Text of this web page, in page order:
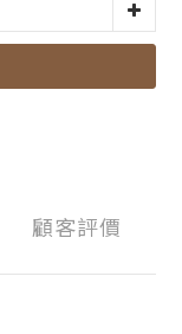
顧客評價